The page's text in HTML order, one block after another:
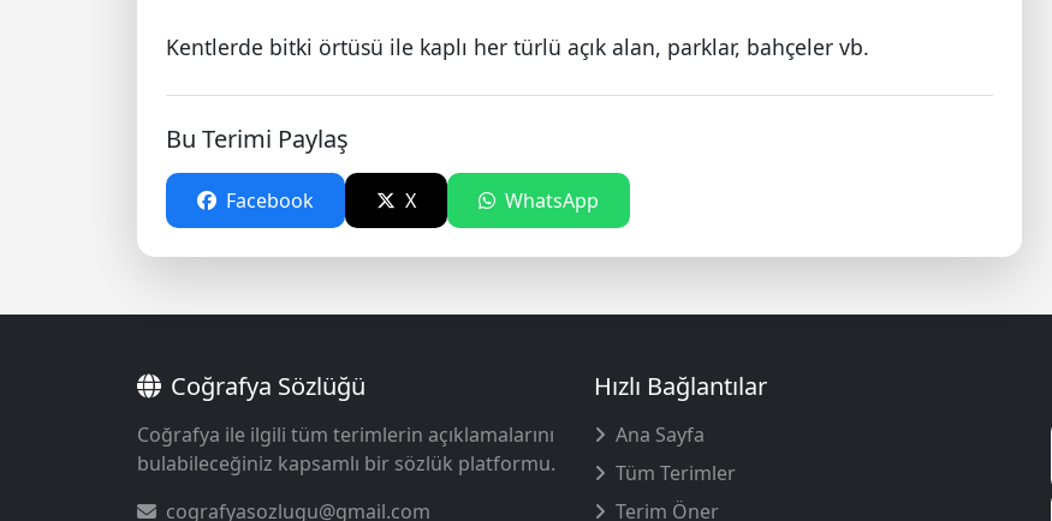
Kentlerde bitki örtüsü ile kaplı her türlü açık alan, parklar, bahçeler vb.
Bu Terimi Paylaş
Facebook X WhatsApp
Coğrafya Sözlüğü
Coğrafya ile ilgili tüm terimlerin açıklamalarını
bulabileceğiniz kapsamlı bir sözlük platformu.
cografyasozlugu@gmail.com
Hızlı Bağlantılar
Ana Sayfa
Tüm Terimler
Terim Öner